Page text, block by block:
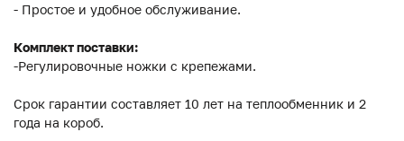
- Простое и удобное обслуживание.
Комплект поставки:
-Регулировочные ножки с крепежами.
Срок гарантии составляет 10 лет на теплообменник и 2
года на короб.